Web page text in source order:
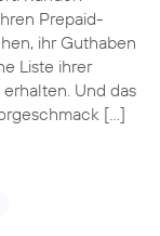
Prepaid-
ihr Guthaben
Liste ihrer
Und das
[…]